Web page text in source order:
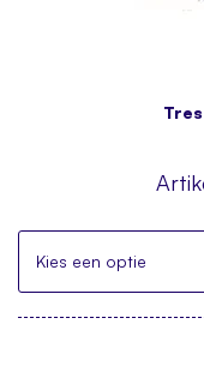
Kies een optie